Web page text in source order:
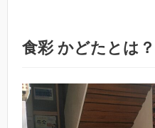
食彩 かどたとは？